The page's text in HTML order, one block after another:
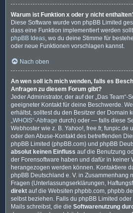
Warum ist Funktion x oder y nicht
Diese Software wurde von phpBB Limited
dass eine Funktion implementiert werden
phpBB Ideas, wo du deine Stimme für
oder neue Funktionen vorschlagen kannst.
Nach oben
An wen soll ich mich wenden, falls es
Anfragen zu diesem Forum gibt?
Jeder Administrator, der auf der „Das Team“-
geeigneter Kontakt für deine Beschwerde.
erhältst, solltest du den Besitzer der Domain
„WHOIS“-Abfrage durch) oder — falls diese
Webhoster wie z. B. Yahoo!, free.fr,
oder den Abuse-Kontakt des betreffenden
phpBB Limited (phpBB.com) und phpBB
absolut keinen Einfluss auf die Benutzung
der Forensoftware haben und dafür in keiner
herangezogen werden können. Kontaktiere
phpBB Deutschland e. V. in Zusammenhang
Fragen (Unterlassungserklärungen,
direkt auf die Websiten phpbb.com,
selbst beziehen. Falls du phpBB Limited
Mails schreibst, die die Softwarenutzung